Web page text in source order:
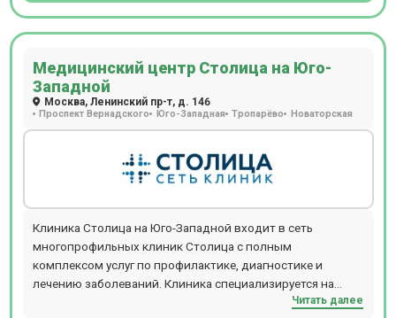
обследование в период с 23:00 до 9:00. Мр диагностику с
компании General Electric BrivoMR 355, который обладает
мощностью в 1,5 Тесла. Пройти исследование на
томографах могут люди с массой тела до 120 кг.
Медицинский центр Столица на Юго-
Западной
Москва, Ленинский пр-т, д. 146
Проспект Вернадского Юго-Западная Тропарёво Новаторская
Клиника Столица на Юго-Западной входит в сеть
многопрофильных клиник Столица с полным
комплексом услуг по профилактике, диагностике и
лечению заболеваний. Клиника специализируется на
Читать далее